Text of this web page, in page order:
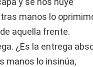
manos lo
aquella frente.
¿Es la entrega
manos lo insinúa,